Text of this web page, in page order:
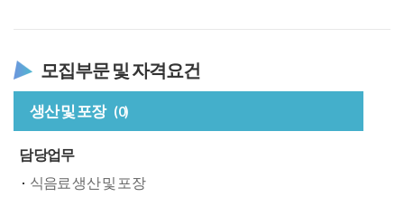
모집부문 및 자격요건
생산 및 포장 (0)
담당업무
식음료 생산 및 포장